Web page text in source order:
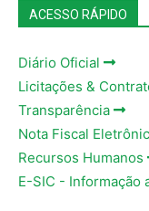
ACESSO RÁPIDO
Diário Oficial
Licitações &
Transparência
Nota Fiscal
Recursos Humanos
E-SIC - Informação